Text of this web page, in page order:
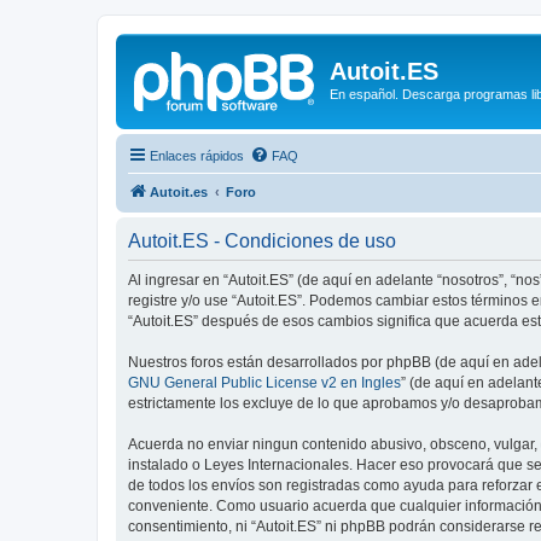
Autoit.ES
En español. Descarga programas
Enlaces rápidos FAQ
Autoit.es Foro
Autoit.ES - Condiciones de uso
Al ingresar en “Autoit.ES” (de aquí en adelante “nosotros”,
registre y/o use “Autoit.ES”. Podemos cambiar estos
“Autoit.ES” después de esos cambios significa que acuerda
Nuestros foros están desarrollados por phpBB (de aquí en
GNU General Public License v2 en Ingles” (de aquí en
estrictamente los excluye de lo que aprobamos y/o
Acuerda no enviar ningun contenido abusivo, obsceno,
instalado o Leyes Internacionales. Hacer eso provocará que
de todos los envíos son registradas como ayuda para
conveniente. Como usuario acuerda que cualquier
consentimiento, ni “Autoit.ES” ni phpBB podrán